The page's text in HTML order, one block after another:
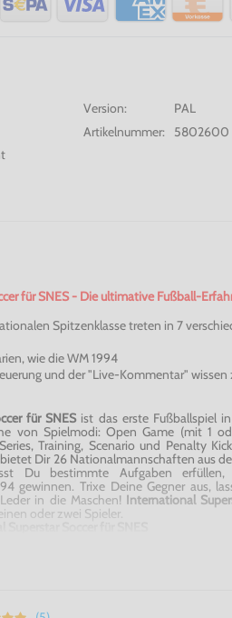
Version:
PAL
Artikelnummer:
5802600
für SNES - Die ultimative Fußball-
Spitzenklasse treten in 7
wie die WM 1994
und der "Live-Kommentar" wissen
für SNES ist das erste Fußballspiel
von Spielmodi: Open Game (mit 1
Series, Training, Scenario und Penalty
bietet Dir 26 Nationalmannschaften aus
Du bestimmte Aufgaben
gewinnen. TrixeDeine Gegner aus,
in die Maschen! International
oder zwei Spieler.